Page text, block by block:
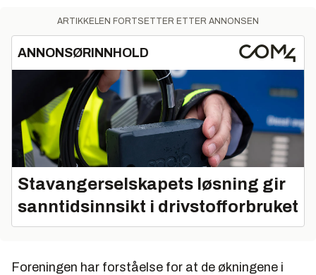
ARTIKKELEN FORTSETTER ETTER ANNONSEN
ANNONSØRINNHOLD
Stavangerselskapets løsning gir
sanntidsinnsikt i drivstofforbruket
Foreningen har forståelse for at de økningene i